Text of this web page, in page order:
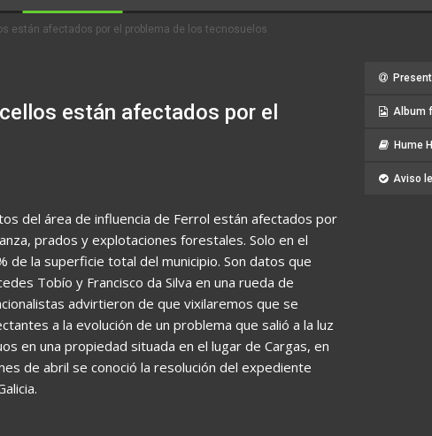
están afectados por el problema de los tecnosuelos
están afectados por el
del área de influencia de Ferrol están afectados por
prados y explotaciones forestales. Solo en el
de la superficie total del municipio. Son datos que
Tobío y Francisco da Silva en una rueda de
advirtieron de que vixilaremos que se
a la evolución de un problema que salió a la luz
en una propiedad situada en el lugar de Cargas, en
de abril se conoció la resolución del expediente
Album
Hume
Aviso